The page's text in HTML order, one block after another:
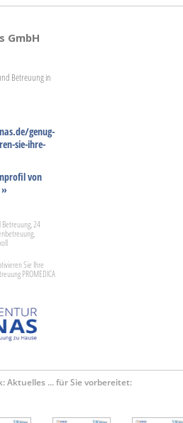
GmbH
Betreuung in
genug-
sie-ihre-
von
24
Sie Ihre
PROMEDICA
Aktuelles ... für Sie vorbereitet: